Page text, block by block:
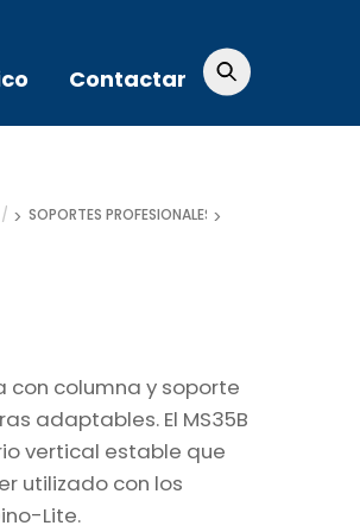
Contactar
SOPORTES PROFESIONALES
columna y soporte
adaptables. El MS35B
vertical estable que
utilizado con los
Lite.